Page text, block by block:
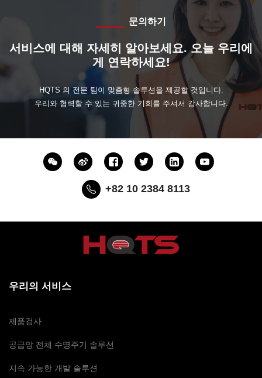
문의하기
서비스에 대해 자세히 알아보세요. 오늘 우리에
게 연락하세요!
HQTS 의 전문 팀이 맞춤형 솔루션을 제공할 것입니다.
우리와 협력할 수 있는 귀중한 기회를 주셔서 감사합니다.
+82 10 2384 8113
우리의 서비스
제품검사
공급망 전체 수명주기 솔루션
지속 가능한 개발 솔루션